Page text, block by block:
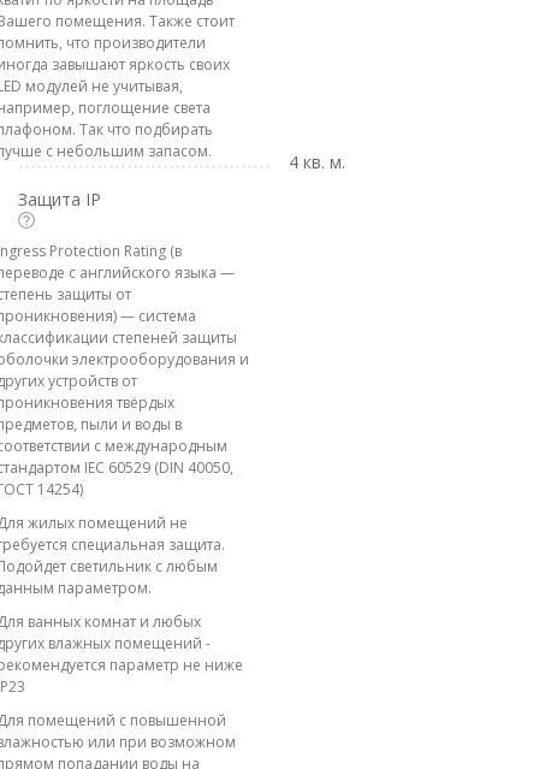
помещения. Также стоит
что производители
завышают яркость своих
модулей не учитывая,
поглощение света
Так что подбирать
с небольшим запасом.
4 кв. м.
Защита IP
Protection Rating (в
с английского языка —
защиты от
— система
степеней защиты
электрооборудования и
устройств от
твёрдых
пыли и воды в
с международным
IEC 60529 (DIN 40050,
14254)
жилых помещений не
специальная защита.
светильник с любым
параметром.
ванных комнат и любых
влажных помещений -
параметр не ниже
помещений с повышенной
или при возможном
попадании воды на